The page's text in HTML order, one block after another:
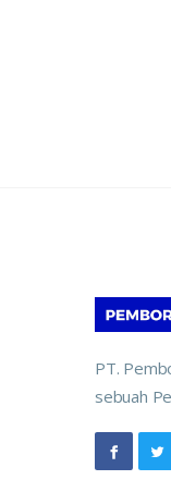
PT.
sebuah